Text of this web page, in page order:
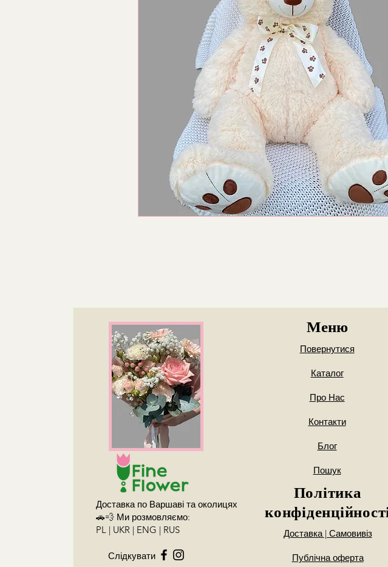
Доставка по Варшаві та околицях
🚗💨 Ми розмовляємо:
PL | UKR | ENG | RUS
Слідкувати
Меню
Повернутися
Каталог
Про Нас
Контакти
Блог
Пошук
Політика
Доставка | Самовивіз
Публічна оферта